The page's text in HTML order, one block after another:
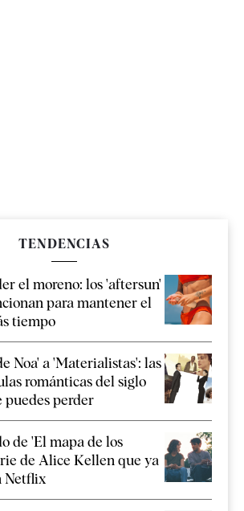
TENDENCIAS
el moreno: los 'aftersun'
para mantener el
tiempo
Noa' a 'Materialistas': las
románticas del siglo
perder
de 'El mapa de los
de Alice Kellen que ya
Netflix